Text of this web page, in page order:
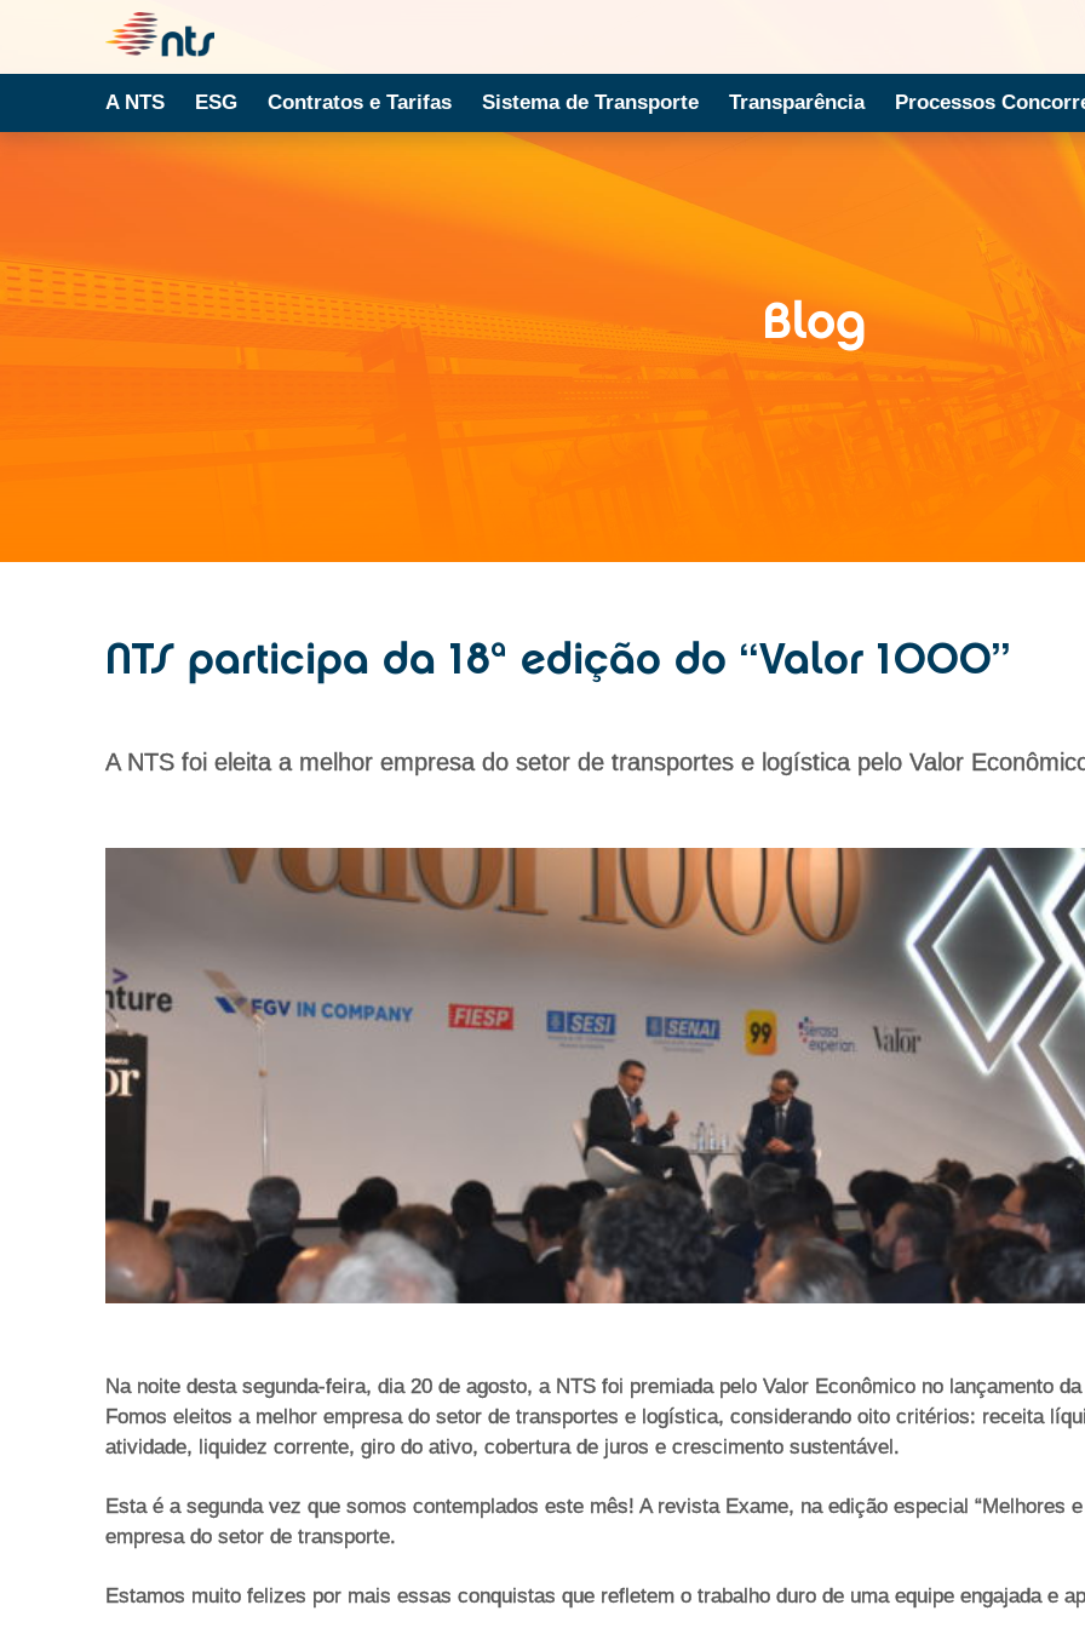
A NTS ESG Contratos e Tarifas Sistema de Transporte Transparência Processos
Blog
NTS participa da 18ª edição do “Valor 1000”
A NTS foi eleita a melhor empresa do setor de transportes e logística pelo Valor
Na noite desta segunda-feira, dia 20 de agosto, a NTS foi premiada pelo Valor Econômico no lançamento da
Fomos eleitos a melhor empresa do setor de transportes e logística, considerando oito critérios: receita
atividade, liquidez corrente, giro do ativo, cobertura de juros e crescimento sustentável.
Esta é a segunda vez que somos contemplados este mês! A revista Exame, na edição especial “Melhores
empresa do setor de transporte.
Estamos muito felizes por mais essas conquistas que refletem o trabalho duro de uma equipe engajada e